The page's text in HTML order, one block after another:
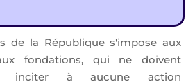
de la République s'impose aux
fondations, qui ne doivent
inciter à aucune action